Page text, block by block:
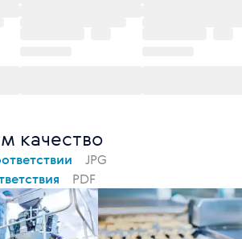
качество
JPG
PDF